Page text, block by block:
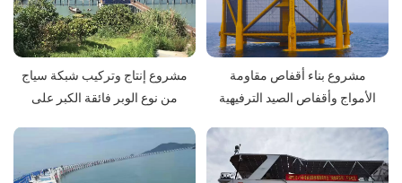
مشروع إنتاج وتركيب شبكة سياج
من نوع الوبر فائقة الكبر على
مشروع بناء أقفاص مقاومة
الأمواج وأقفاص الصيد الترفيهية